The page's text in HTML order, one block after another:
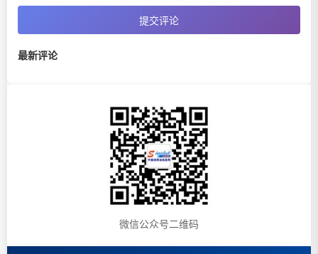
提交评论
最新评论
微信公众号二维码